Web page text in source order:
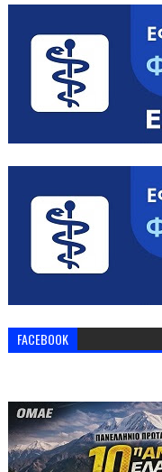
FACEBOOK